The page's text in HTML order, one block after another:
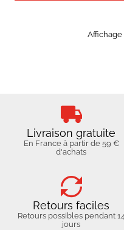
Affichage
Livraison gratuite
En France à partir de 59 €
d'achats
Retours faciles
Retours possibles pendant
jours